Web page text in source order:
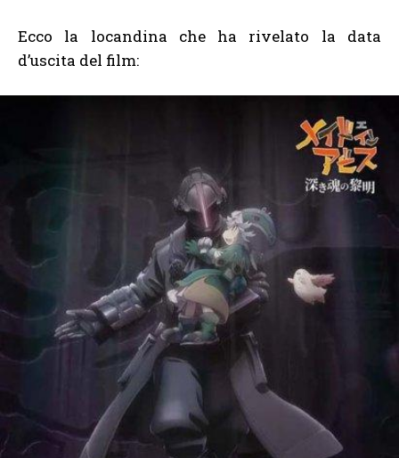
Ecco la locandina che ha rivelato la data
d’uscita del film: